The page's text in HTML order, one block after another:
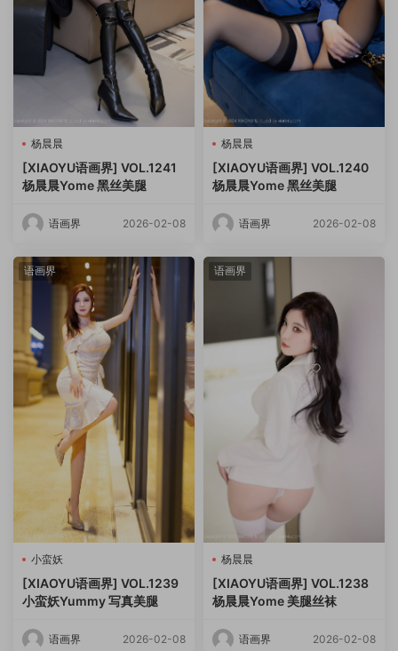
杨晨晨
[XIAOYU语画界] VOL.1241
杨晨晨Yome 黑丝美腿
语画界 2026-02-08
杨晨晨
[XIAOYU语画界] VOL.1240
杨晨晨Yome 黑丝美腿
语画界 2026-02-08
语画界
小蛮妖
[XIAOYU语画界] VOL.1239
小蛮妖Yummy 写真美腿
语画界 2026-02-08
语画界
杨晨晨
[XIAOYU语画界] VOL.1238
杨晨晨Yome 美腿丝袜
语画界 2026-02-08